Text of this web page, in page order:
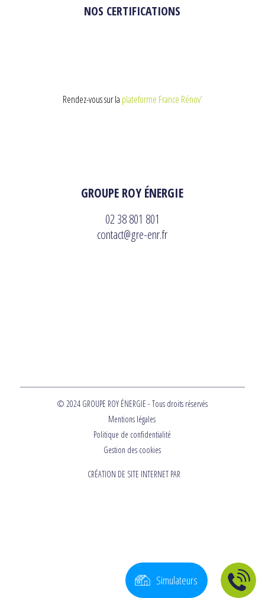
GROUPE ROY ÉNERGIE
02 38 801 801
contact@gre-enr.fr
NOS CERTIFICATIONS
Rendez-vous sur la plateforme France Rénov’
© 2024 GROUPE ROY ÉNERGIE - Tous droits réservés
Mentions légales
Politique de confidentialité
Gestion des cookies
CRÉATION DE SITE INTERNET PAR
Simulateurs